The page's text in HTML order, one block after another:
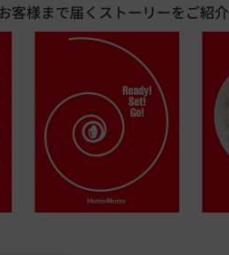
客様まで届くストーリーをご紹介